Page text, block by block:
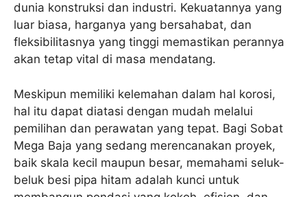
dunia konstruksi dan industri. Kekuatannya yang
luar biasa, harganya yang bersahabat, dan
fleksibilitasnya yang tinggi memastikan perannya
akan tetap vital di masa mendatang.
Meskipun memiliki kelemahan dalam hal korosi,
hal itu dapat diatasi dengan mudah melalui
pemilihan dan perawatan yang tepat. Bagi Sobat
Mega Baja yang sedang merencanakan proyek,
baik skala kecil maupun besar, memahami seluk-
beluk besi pipa hitam adalah kunci untuk